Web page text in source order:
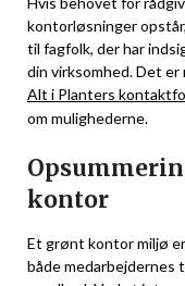
kontorløsninger
til fagfolk, der har
din virksomhed. Det
Alt i Planters
om mulighederne.
kontor
Et grønt kontor miljø
både medarbejdernes